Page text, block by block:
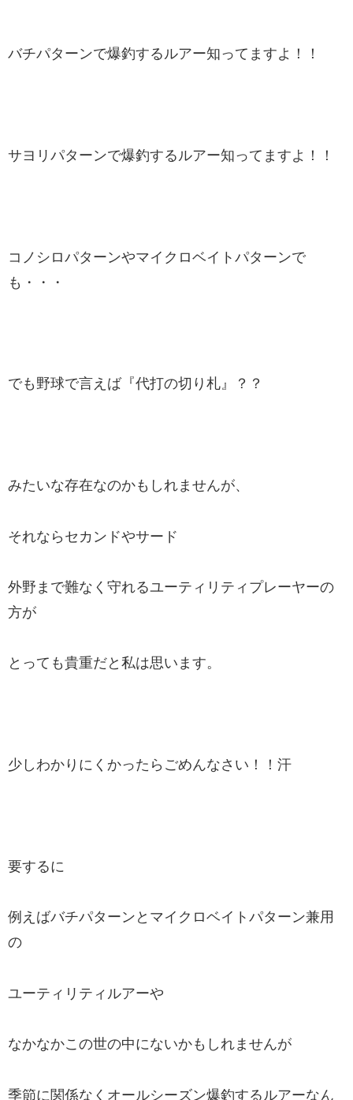
バチパターンで爆釣するルアー知ってますよ！！
サヨリパターンで爆釣するルアー知ってますよ！！
コノシロパターンやマイクロベイトパターンで
も・・・
でも野球で言えば『代打の切り札』？？
みたいな存在なのかもしれませんが、
それならセカンドやサード
外野まで難なく守れるユーティリティプレーヤーの
方が
とっても貴重だと私は思います。
少しわかりにくかったらごめんなさい！！汗
要するに
例えばバチパターンとマイクロベイトパターン兼用
の
ユーティリティルアーや
なかなかこの世の中にないかもしれませんが
季節に関係なくオールシーズン爆釣するルアーなん